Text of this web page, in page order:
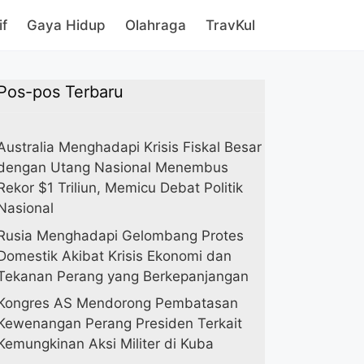
Gaya Hidup Olahraga TravKul
pos Terbaru
Menghadapi Krisis Fiskal Besar
Utang Nasional Menembus
$1 Triliun, Memicu Debat Politik
Menghadapi Gelombang Protes
Akibat Krisis Ekonomi dan
Perang yang Berkepanjangan
AS Mendorong Pembatasan
Perang Presiden Terkait
Aksi Militer di Kuba